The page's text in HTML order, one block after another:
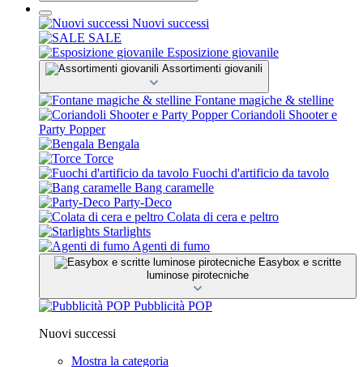
Nuovi successi
SALE
Esposizione giovanile
Assortimenti giovanili
Fontane magiche & stelline
Coriandoli Shooter e
Party Popper
Bengala
Torce
Fuochi d'artificio da tavolo
Bang caramelle
Party-Deco
Colata di cera e peltro
Starlights
Agenti di fumo
Easybox e scritte
luminose pirotecniche
Pubblicità POP
Nuovi successi
Mostra la categoria